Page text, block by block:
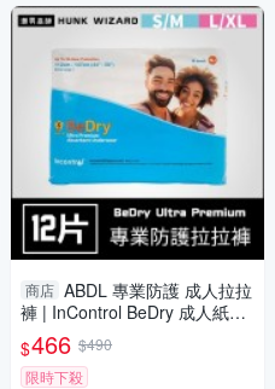
商店 ABDL 專業防護 成人拉拉
褲 | InControl BeDry 成人紙尿
褲 成人尿布 紙尿布
$466 $490
限時下殺